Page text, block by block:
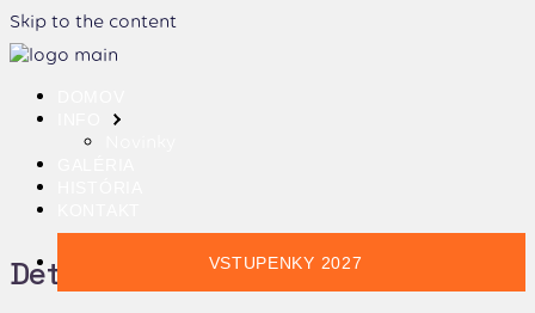
Skip to the content
VSTUPENKY 2027
Details: